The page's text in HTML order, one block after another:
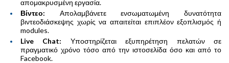
απομακρυσμένη εργασία.
Βίντεο: Απολαμβάνετε ενσωματωμένη δυνατότητα
βιντεοδιάσκεψης χωρίς να απαιτείται επιπλέον εξοπλισμός ή
modules.
Live Chat: Υποστηρίζεται εξυπηρέτηση πελατών σε
πραγματικό χρόνο τόσο από την ιστοσελίδα όσο και από το
Facebook.